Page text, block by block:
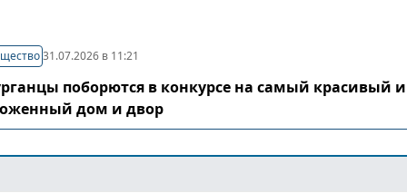
31.07.2026 в 11:21
поборются в конкурсе на самый красивый и
дом и двор